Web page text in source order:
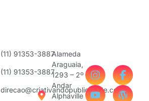
(11) 91353-3887
(11) 91353-3887
direcao@criativandopublicidade.com
Alameda
Araguaia,
1293 – 2º
Andar
Alphaville